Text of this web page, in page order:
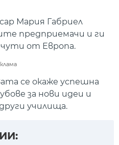
Мария Габриел
предприемачи и ги
от Европа.
се окаже успешна
за нови идеи и
училища.